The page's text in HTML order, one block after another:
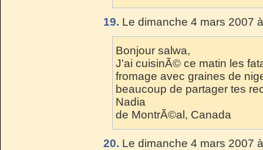
19. Le dimanche 4 mars 2007
Bonjour salwa,
J'ai cuisinÃ© ce matin les
fromage avec graines de
beaucoup de partager tes
Nadia
de MontrÃ©al, Canada
20. Le dimanche 4 mars 2007